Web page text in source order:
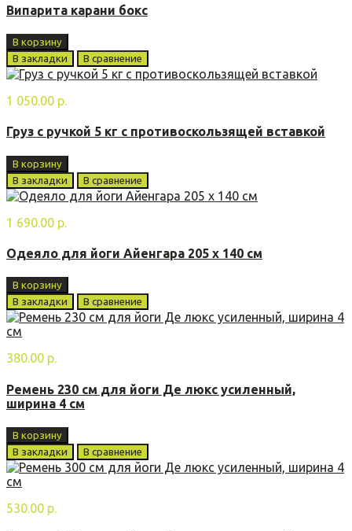
Випарита карани бoкс
В корзину
В закладки
В сравнение
1 050.00 р.
Груз с ручкой 5 кг с противоскользящей вставкой
В корзину
В закладки
В сравнение
1 690.00 р.
Одеяло для йоги Айенгара 205 х 140 см
В корзину
В закладки
В сравнение
380.00 р.
Ремень 230 см для йоги Де люкс усиленный,
ширина 4 см
В корзину
В закладки
В сравнение
530.00 р.